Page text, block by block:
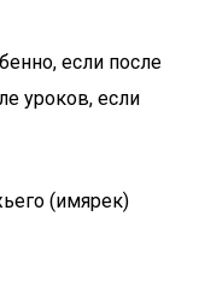
если после
уроков, если
(имярек)